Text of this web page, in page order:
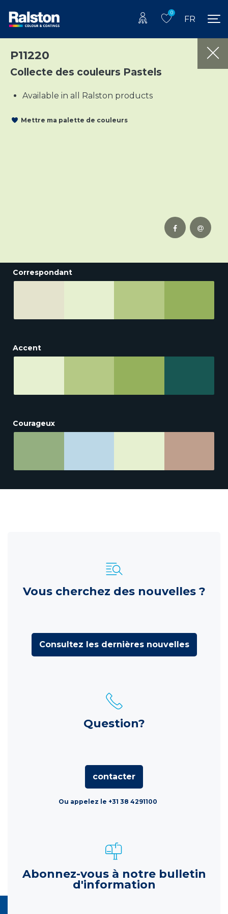
0
FR
P11220
Collecte des couleurs Pastels
Available in all Ralston products
Mettre ma palette de couleurs
Correspondant
Accent
Courageux
Vous cherchez des nouvelles ?
Consultez les dernières nouvelles
Question?
contacter
Ou appelez le +31 38 4291100
Abonnez-vous à notre bulletin
d'information